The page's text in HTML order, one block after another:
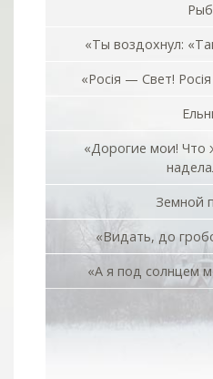
«Ты воздохнул:
«Росiя — Свет!
«Дорогие мои! Что
Земной
«Видать, до
«А я под солнцем